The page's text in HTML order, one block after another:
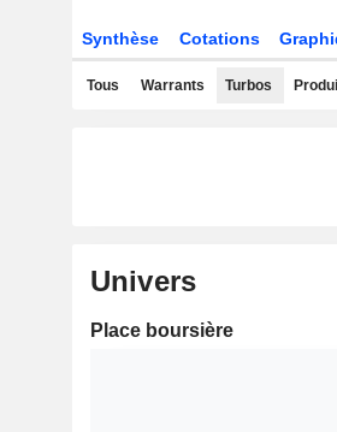
Synthèse Cotations
Tous Warrants Turbos
Univers
Place boursière